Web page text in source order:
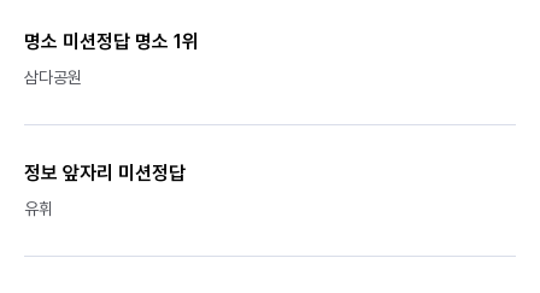
명소 미션정답 명소 1위
삼다공원
정보 앞자리 미션정답
유휘